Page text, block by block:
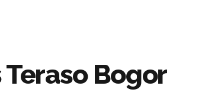
Bogor